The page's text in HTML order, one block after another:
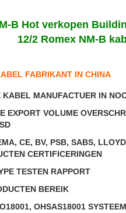
B Hot verkopen
12/2 Romex NM-B
FABRIKANT IN CHINA
KABEL MANUFACTUER IN
EXPORT VOLUME
CE, BV, PSB, SABS,
CERTIFICERINGEN
TESTEN RAPPORT
BEREIK
OHSAS18001 SYSTEEM